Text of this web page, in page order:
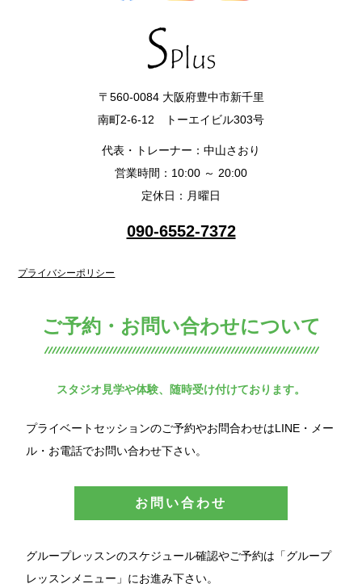
〒560-0084 大阪府豊中市新千里
南町2-6-12 トーエイビル303号
代表・トレーナー：中山さおり
営業時間：10:00 ～ 20:00
定休日：月曜日
090-6552-7372
プライバシーポリシー
ご予約・お問い合わせについて
スタジオ見学や体験、随時受け付けております。
プライベートセッションのご予約やお問合わせはLINE・メー
ル・お電話でお問い合わせ下さい。
お問い合わせ
グループレッスンのスケジュール確認やご予約は「グループ
レッスンメニュー」にお進み下さい。